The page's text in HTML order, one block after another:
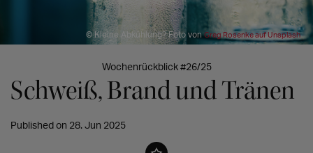
© Kleine Abkühlung? Foto vonGreg Rosenke auf Unsplash
Wochenrückblick #26/25
Schweiß, Brand und Tränen
Published on 28. Jun 2025